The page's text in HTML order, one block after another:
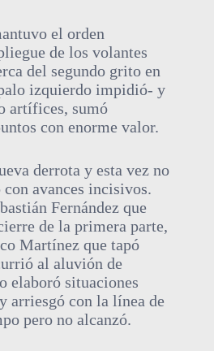
el orden
de los volantes
del segundo grito en
izquierdo impidió- y
artífices, sumó
con enorme valor.
derrota y esta vez no
avances incisivos.
Fernández que
de la primera parte,
Martínez que tapó
al aluvión de
elaboró situaciones
arriesgó con la línea de
pero no alcanzó.